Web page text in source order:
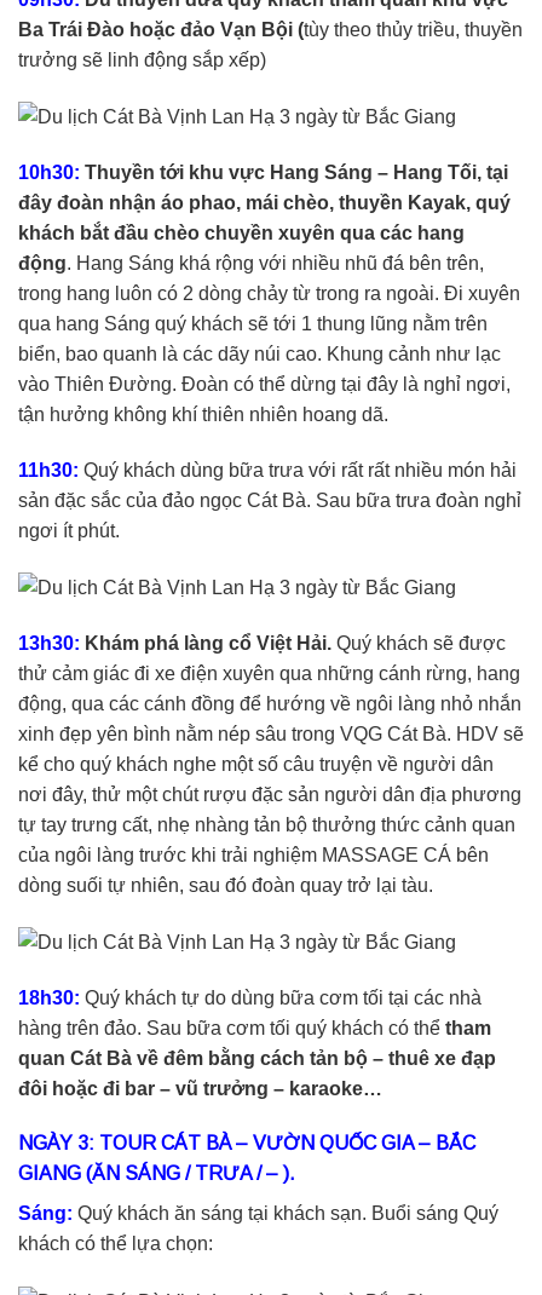
Ba Trái Đào hoặc đảo Vạn Bội (tùy theo thủy triều, thuyền
trưởng sẽ linh động sắp xếp)
10h30: Thuyền tới khu vực Hang Sáng – Hang Tối, tại
đây đoàn nhận áo phao, mái chèo, thuyền Kayak, quý
khách bắt đầu chèo chuyền xuyên qua các hang
động. Hang Sáng khá rộng với nhiều nhũ đá bên trên,
trong hang luôn có 2 dòng chảy từ trong ra ngoài. Đi xuyên
qua hang Sáng quý khách sẽ tới 1 thung lũng nằm trên
biển, bao quanh là các dãy núi cao. Khung cảnh như lạc
vào Thiên Đường. Đoàn có thể dừng tại đây là nghỉ ngơi,
tận hưởng không khí thiên nhiên hoang dã.
11h30: Quý khách dùng bữa trưa với rất rất nhiều món hải
sản đặc sắc của đảo ngọc Cát Bà. Sau bữa trưa đoàn nghỉ
ngơi ít phút.
13h30: Khám phá làng cổ Việt Hải. Quý khách sẽ được
thử cảm giác đi xe điện xuyên qua những cánh rừng, hang
động, qua các cánh đồng để hướng về ngôi làng nhỏ nhắn
xinh đẹp yên bình nằm nép sâu trong VQG Cát Bà. HDV sẽ
kể cho quý khách nghe một số câu truyện về người dân
nơi đây, thử một chút rượu đặc sản người dân địa phương
tự tay trưng cất, nhẹ nhàng tản bộ thưởng thức cảnh quan
của ngôi làng trước khi trải nghiệm MASSAGE CÁ bên
dòng suối tự nhiên, sau đó đoàn quay trở lại tàu.
18h30: Quý khách tự do dùng bữa cơm tối tại các nhà
hàng trên đảo. Sau bữa cơm tối quý khách có thể tham
quan Cát Bà về đêm bằng cách tản bộ – thuê xe đạp
đôi hoặc đi bar – vũ trưởng – karaoke…
NGÀY 3: TOUR CÁT BÀ – VƯỜN QUỐC GIA – BẮC
GIANG (ĂN SÁNG / TRƯA / – ).
Sáng: Quý khách ăn sáng tại khách sạn. Buổi sáng Quý
khách có thể lựa chọn: